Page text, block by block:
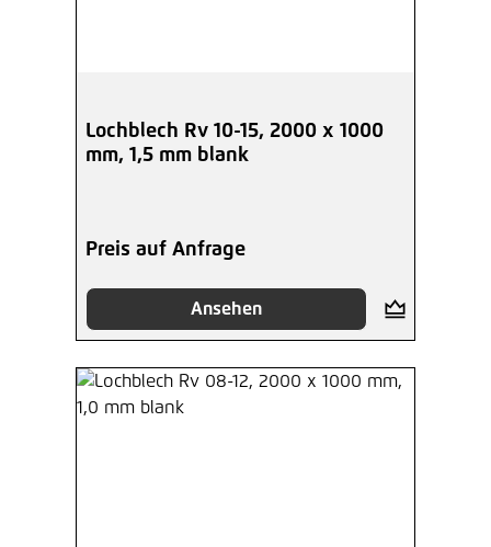
Lochblech Rv 10-15, 2000 x 1000
mm, 1,5 mm blank
Preis auf Anfrage
Ansehen